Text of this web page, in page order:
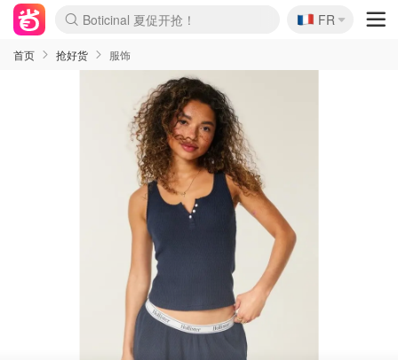
Boticinal 夏促开抢！
4折！lulu周四疯狂上新
还没结束！&OtherStories大促
Joybuy变相75折 随时失效
速领！Stanley独家85折
疑似霸哥！Camper额外叠85折
Zalando 奥莱闪促！每日更新
Moncler反季囤！5折起+叠9折
Coach Brooklyn仅€192
🇫🇷
FR
首页 抢好货 服饰